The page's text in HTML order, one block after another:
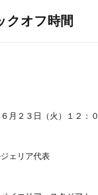
クオフ時間
月２３日（火）１２：
ェリア代表